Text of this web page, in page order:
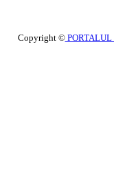
Copyright ©PORTALUL